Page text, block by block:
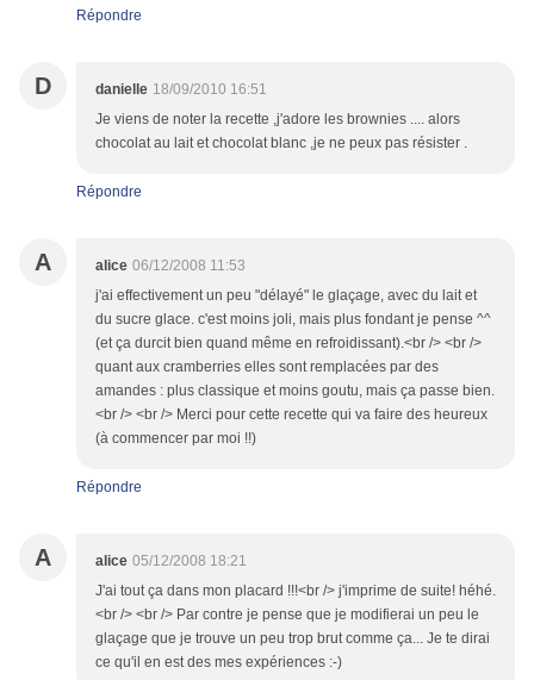
Répondre
D danielle 18/09/2010 16:51
Je viens de noter la recette ,j'adore les brownies .... alors
chocolat au lait et chocolat blanc ,je ne peux pas résister .
Répondre
A alice 06/12/2008 11:53
j'ai effectivement un peu "délayé" le glaçage, avec du lait et
du sucre glace. c'est moins joli, mais plus fondant je pense ^^
(et ça durcit bien quand même en refroidissant).<br /> <br />
quant aux cramberries elles sont remplacées par des
amandes : plus classique et moins goutu, mais ça passe bien.
<br /> <br /> Merci pour cette recette qui va faire des heureux
(à commencer par moi !!)
Répondre
A alice 05/12/2008 18:21
J'ai tout ça dans mon placard !!!<br /> j'imprime de suite! héhé.
<br /> <br /> Par contre je pense que je modifierai un peu le
glaçage que je trouve un peu trop brut comme ça... Je te dirai
ce qu'il en est des mes expériences :-)